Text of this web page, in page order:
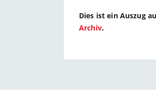
Dies ist ein Auszug
Archiv.